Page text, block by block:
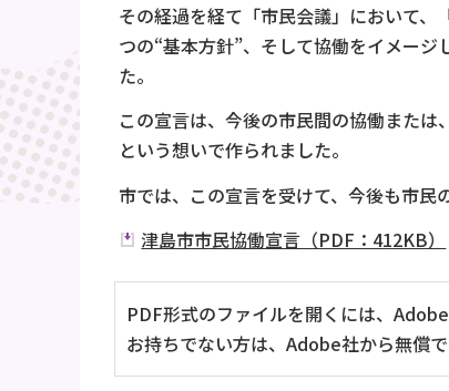
その経過を経て「市民会議」において
つの“基本方針”、そして協働をイメー
た。
この宣言は、今後の市民間の協働また
という想いで作られました。
市では、この宣言を受けて、今後も市民
津島市市民協働宣言（PDF：412KB）
PDF形式のファイルを開くには、
お持ちでない方は、Adobe社から無償で